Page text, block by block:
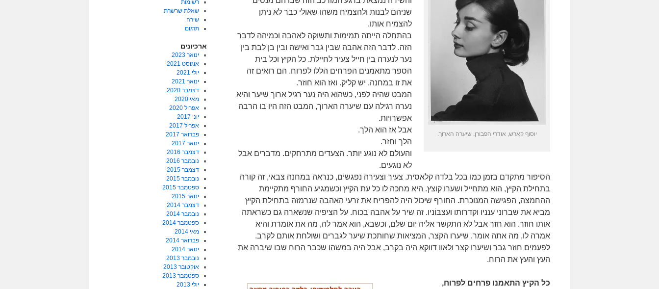
יוסוף קארש, אודרי הפבורן. שיערה הארוך.
שניהם לבנות ולהצמיח משהו שאולי כבר לא ניתן
להצמיח אותו.
בהתחלה הייתה תמימות ותשוקה לאהבה וכמיהה לדבר
הזה. לדבר הזה אהבה שבין גבר ואישה ובין בן לבת בין
נער לנערה בין חייל צעיר לחיילת. כל הקיץ וכל בית
הספר מתאמנים הפרחים הללו לפרוח. הם רואים זה
את זו במחנה. יש קליק. ואז הוא חוזר.
המבט שהיה לפני, כשהוא היה נער רגיל ארוך שיער והיא
נערה רגילה עם שיערה הארוך, המבט הזה היו בו הרבה
אפשרויות.
אבל אז הוא הלך.
הלך וחזר.
והעולם לא נוגע יותר. הצעדים מתרחקים. מדברים אבל
לא נוגעים.
הסיפור מתקדם בזמן כמו בכל בלדה קלאסית. צעיר וצעירה נפגשים, כנראה במחנה צבאי, זה קורה
בתחילת הקיץ, הוא מתחייל ושערו קוצץ. היא מחכה לו כל עת הקיץ וכשמגיע החורף מתקיימת
ההחמצה, הפגישה המנוכרת. החורף שיכול היה להפריח את זרעי האהבה שנרמזה בתחילת הקיץ
מביא את שברוני ענניו וקדרותו ועצבּוֹניו. זה שיר על אהבה בכוח. על הציפיה שנשארה גם כשראתה
אותו חוזר. הוא חזר אבל לא התקשר אליה יום שלם, וכשבא, הוא אמר לה, מה את אומרת והיא
אמרה לו, מה אתה אומר. שיערו הקצר, המציאות שחותכת שיער לגברים ושולחת אותם לקרב.
לפעמים חוזר גבר ושיערו קצר ולאוו דווקא היה בקרב, אבל היה במשהו שכבר הרוח שבו שיברה את
העץ והעץ את הרוח.
כל הקיץ התאמנו פרחים לפרוח,
רשימות
שאלת שרשרת
שירה
תרגום
ארכיונים
ינואר 2023
אוגוסט 2021
יולי 2021
ינואר 2021
דצמבר 2020
מאי 2020
אפריל 2020
יוני 2017
אפריל 2017
פברואר 2017
ינואר 2017
דצמבר 2016
נובמבר 2016
דצמבר 2015
נובמבר 2015
ספטמבר 2015
ינואר 2015
דצמבר 2014
נובמבר 2014
ספטמבר 2014
מאי 2014
פברואר 2014
ינואר 2014
נובמבר 2013
אוקטובר 2013
ספטמבר 2013
יולי 2013